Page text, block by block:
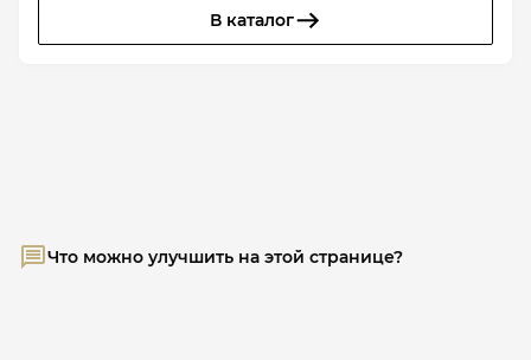
В каталог
Что можно улучшить на этой странице?